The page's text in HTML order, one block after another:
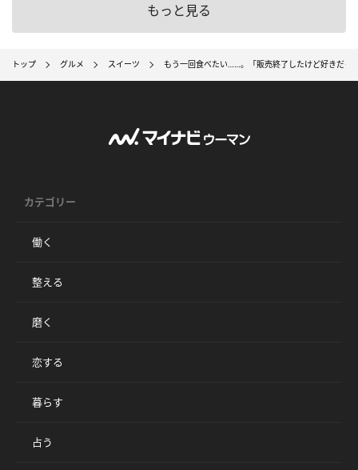
もっと見る
トップ グルメ スイーツ もう一回食べたい……。「販売終了したけど好きだっ
カテゴリー
働く
整える
磨く
恋する
暮らす
占う